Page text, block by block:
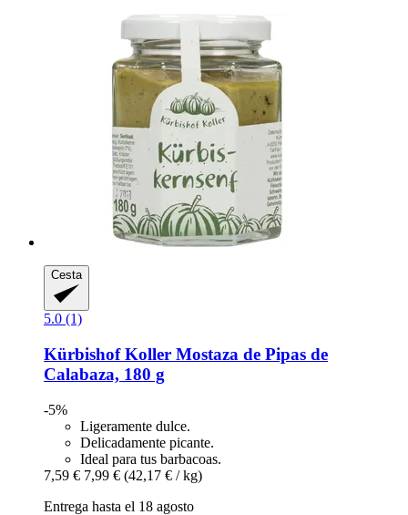
Cesta
5.0 (1)
Kürbishof Koller Mostaza de Pipas de
Calabaza, 180 g
-5%
Ligeramente dulce.
Delicadamente picante.
Ideal para tus barbacoas.
7,59 € 7,99 € (42,17 € / kg)
Entrega hasta el 18 agosto